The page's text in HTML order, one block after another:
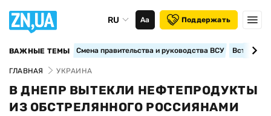
RU Аа Поддержать
ВАЖНЫЕ ТЕМЫ Смена правительства и руководства ВСУ
ГЛАВНАЯ УКРАИНА
В ДНЕПР ВЫТЕКЛИ НЕФТЕПРОДУКТЫ
ИЗ ОБСТРЕЛЯННОГО РОССИЯНАМИ